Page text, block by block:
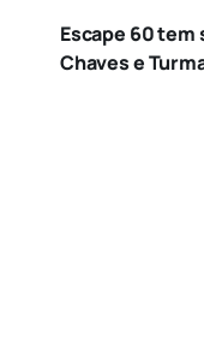
Escape 60 tem
Chaves e